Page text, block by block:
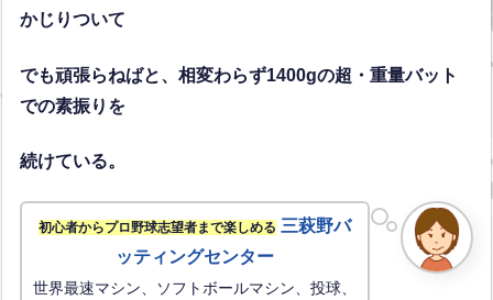
かじりついて
でも頑張らねばと、相変わらず1400gの超・重量バット
での素振りを
続けている。
初心者からプロ野球志望者まで楽しめる 三萩野バ
ッティングセンター
世界最速マシン、ソフトボールマシン、投球、